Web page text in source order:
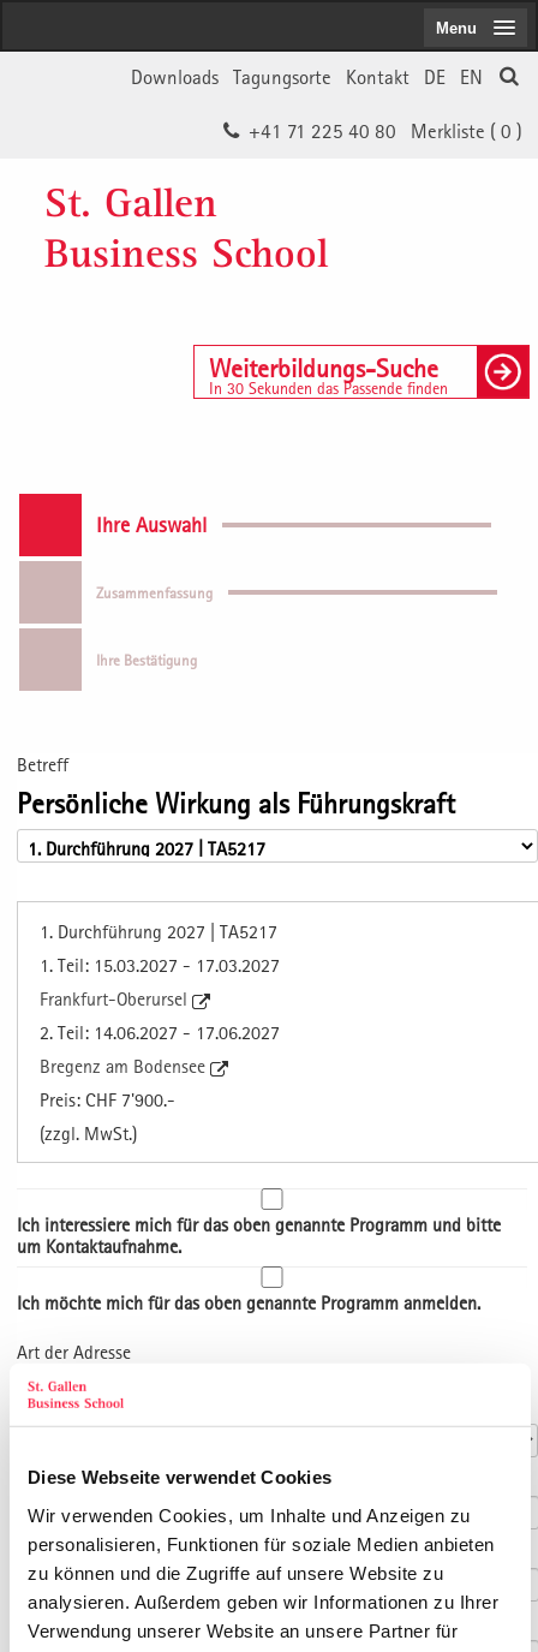
Diese Webseite verwendet Cookies
Wir verwenden Cookies, um Inhalte und Anzeigen zu
personalisieren, Funktionen für soziale Medien anbieten
zu können und die Zugriffe auf unsere Website zu
analysieren. Außerdem geben wir Informationen zu Ihrer
Verwendung unserer Website an unsere Partner für
EN
DE
Kontakt
Tagungsorte
Downloads
Merkliste ( 0 )
+41 71 225 40 80
St. Gallen
Business School
Weiterbildungs-Suche
In 30 Sekunden das Passende finden
Menu
Ihre Auswahl
Zusammenfassung
Ihre Bestätigung
Betreff
Persönliche Wirkung als Führungskraft
1. Durchführung 2027 | TA5217
1. Teil: 15.03.2027 - 17.03.2027
Frankfurt-Oberursel
2. Teil: 14.06.2027 - 17.06.2027
Bregenz am Bodensee
Preis: CHF 7'900.-
(zzgl. MwSt.)
Ich interessiere mich für das oben genannte Programm und bitte
um Kontaktaufnahme.
Ich möchte mich für das oben genannte Programm anmelden.
Art der Adresse
Kontaktdaten
Anrede*
Titel
Vorname*
Nachname*